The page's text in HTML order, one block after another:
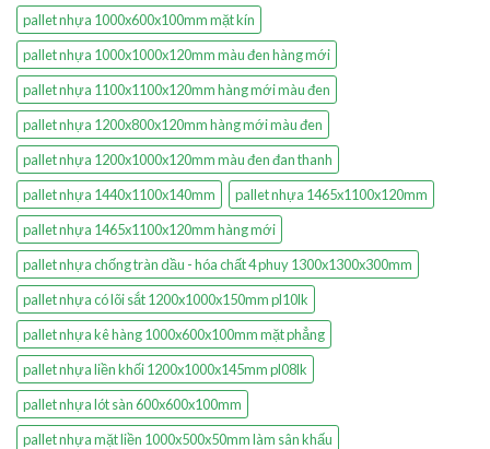
pallet nhựa 1000x600x100mm mặt kín
pallet nhựa 1000x1000x120mm màu đen hàng mới
pallet nhựa 1100x1100x120mm hàng mới màu đen
pallet nhựa 1200x800x120mm hàng mới màu đen
pallet nhựa 1200x1000x120mm màu đen đan thanh
pallet nhựa 1440x1100x140mm
pallet nhựa 1465x1100x120mm
pallet nhựa 1465x1100x120mm hàng mới
pallet nhựa chống tràn dầu - hóa chất 4 phuy 1300x1300x300mm
pallet nhựa có lõi sắt 1200x1000x150mm pl10lk
pallet nhựa kê hàng 1000x600x100mm mặt phẳng
pallet nhựa liền khối 1200x1000x145mm pl08lk
pallet nhựa lót sàn 600x600x100mm
pallet nhựa mặt liền 1000x500x50mm làm sân khấu